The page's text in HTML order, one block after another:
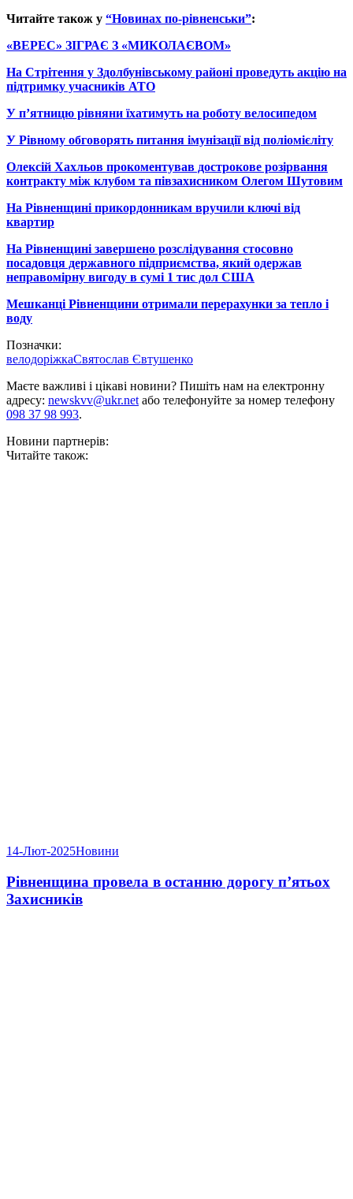
Читайте також у “Новинах по-рівненськи”:
«ВЕРЕС» ЗІГРАЄ З «МИКОЛАЄВОМ»
На Стрітення у Здолбунівському районі проведуть акцію на
підтримку учасників АТО
У п’ятницю рівняни їхатимуть на роботу велосипедом
У Рівному обговорять питання імунізації від поліомієліту
Олексій Хахльов прокоментував дострокове розірвання
контракту між клубом та півзахисником Олегом Шутовим
На Рівненщині прикордонникам вручили ключі від
квартир
На Рівненщині завершено розслідування стосовно
посадовця державного підприємства, який одержав
неправомірну вигоду в сумі 1 тис дол США
Мешканці Рівненщини отримали перерахунки за тепло і
воду
Позначки:
велодоріжкаСвятослав Євтушенко
Маєте важливі і цікаві новини? Пишіть нам на електронну
адресу: newskvv@ukr.netабо телефонуйте за номер телефону
098 37 98 993.
Новини партнерів:
Читайте також:
14-Лют-2025Новини
Рівненщина провела в останню дорогу пʼятьох
Захисників